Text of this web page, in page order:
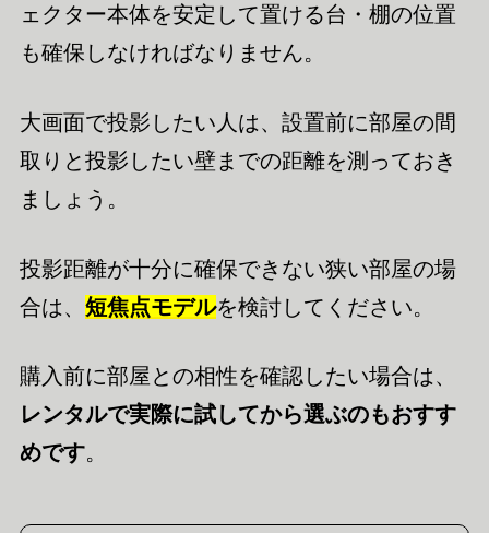
ェクター本体を安定して置ける台・棚の位置
も確保しなければなりません。
大画面で投影したい人は、設置前に部屋の間
取りと投影したい壁までの距離を測っておき
ましょう。
投影距離が十分に確保できない狭い部屋の場
合は、 短焦点モデルを検討してください。
購入前に部屋との相性を確認したい場合は、
レンタルで実際に試してから選ぶのもおすす
めです。